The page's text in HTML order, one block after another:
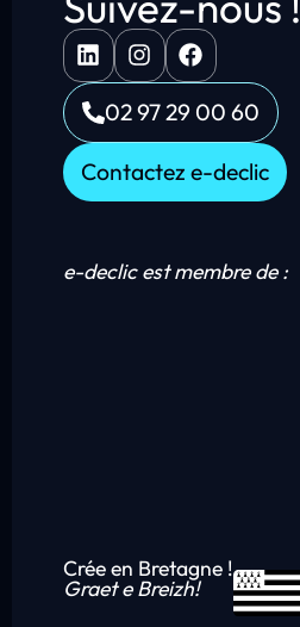
02 97 29 00 60
Contactez e-declic
e-declic est membre de :
Crée en Bretagne !
Graet e Breizh!